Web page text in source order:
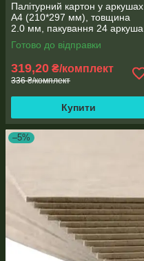
Палітурний картон у аркушах
А4 (210*297 мм), товщина
2.0 мм, пакування 24 аркуша
Готово до відправки
319,20 ₴/комплект
336 ₴/комплект
Купити
–5%